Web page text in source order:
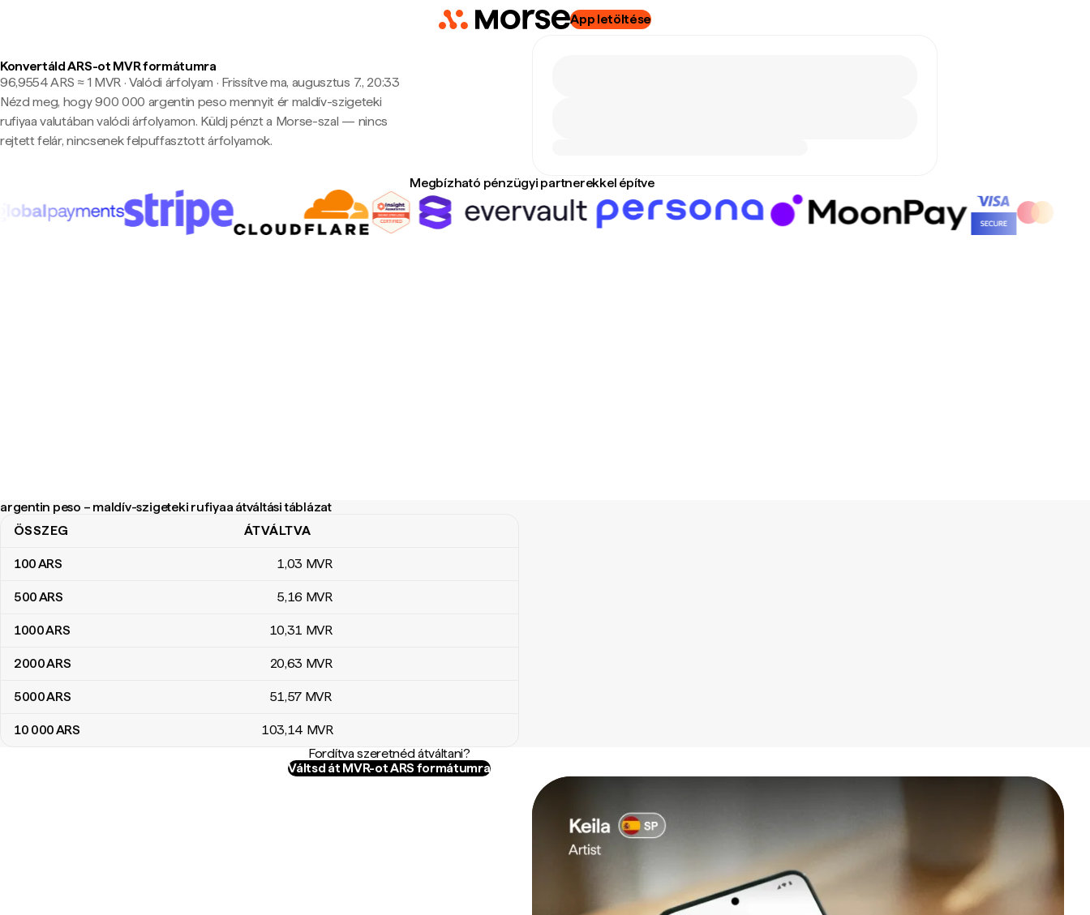
App letöltése
Konvertáld ARS-ot MVR formátumra
96,9554 ARS ≈ 1 MVR · Valódi árfolyam · Frissítve ma, augusztus 7., 20:33
Nézd meg, hogy 900 000 argentin peso mennyit ér maldív-szigeteki
rufiyaa valutában valódi árfolyamon. Küldj pénzt a Morse-szal — nincs
rejtett felár, nincsenek felpuffasztott árfolyamok.
Megbízható pénzügyi partnerekkel építve
argentin peso – maldív-szigeteki rufiyaa átváltási táblázat
argentin peso – maldív-szigeteki rufiyaa átváltási táblázat
ÖSSZEG ÁTVÁLTVA
100ARS 1,03 MVR
500ARS 5,16 MVR
1000ARS 10,31 MVR
2000ARS 20,63 MVR
5000ARS 51,57 MVR
10 000ARS 103,14 MVR
Fordítva szeretnéd átváltani?
Váltsd át MVR-ot ARS formátumra